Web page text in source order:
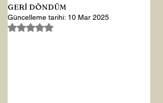
GERİ DÖNDÜM
Güncelleme tarihi: 10 Mar 2025
5 üzerinden NaN yıldız